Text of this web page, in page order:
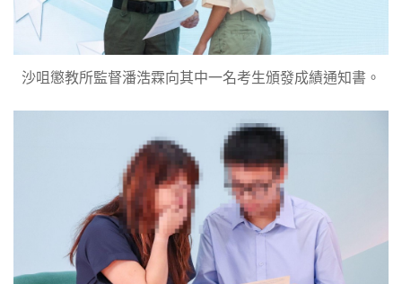
沙咀懲教所監督潘浩霖向其中一名考生頒發成績通知書。